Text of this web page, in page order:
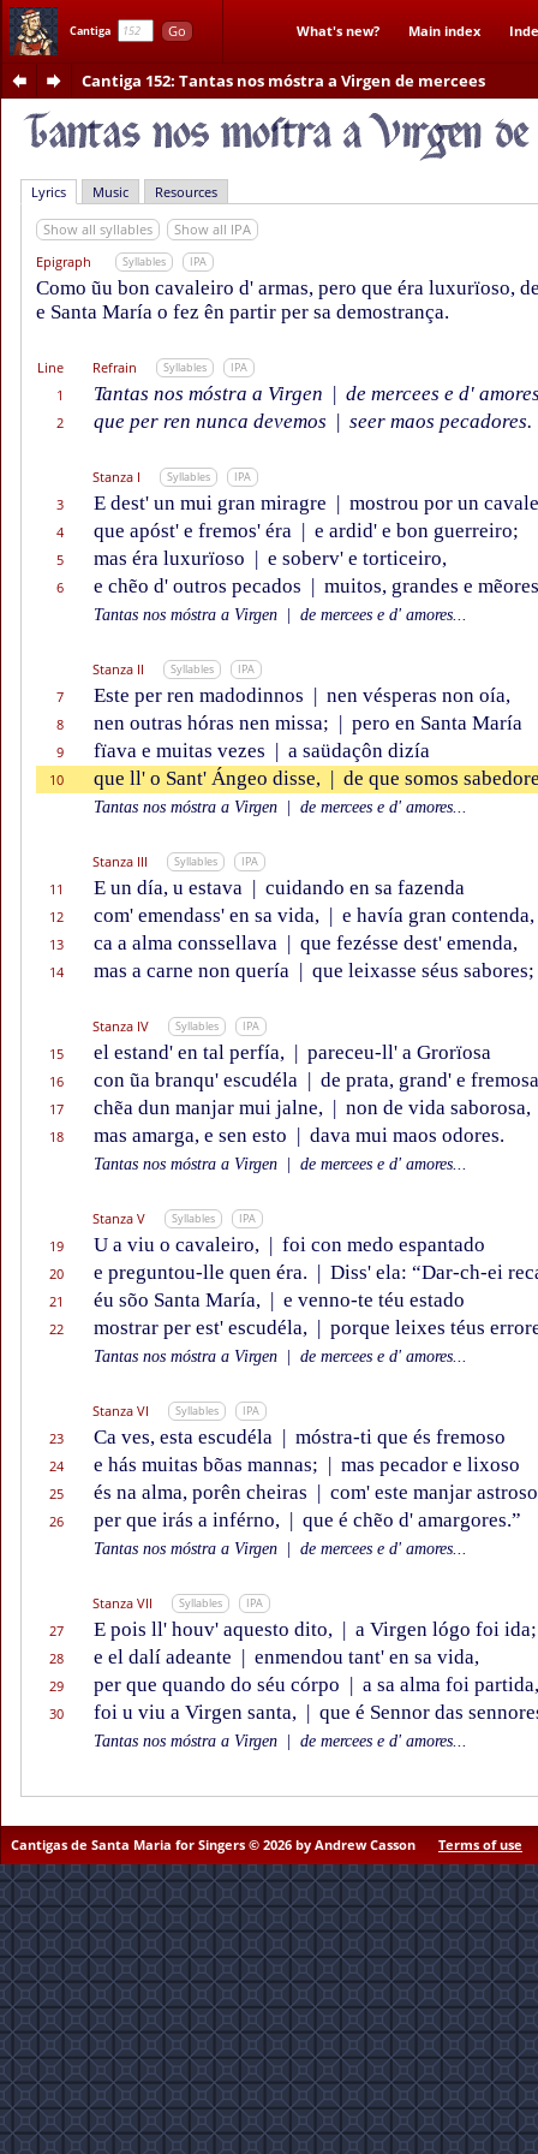
Cantiga Go What's new? Main index
Cantiga 152: Tantas nos móstra a Virgen de mercees
Lyrics Music Resources
Show all syllables
Show all IPA
Epigraph
Syllables IPA
Como ũu bon cavaleiro d' armas, pero que éra luxurïoso,
e Santa María o fez ên partir per sa demostrança.
Line Refrain Syllables IPA
1 Tantas nos móstra a Virgen | de mercees e d'
2 que per ren nunca devemos | seer maos pecadores.
Stanza I Syllables IPA
3 E dest' un mui gran miragre | mostrou por un
4 que apóst' e fremos' éra | e ardid' e bon guerreiro;
5 mas éra luxurïoso | e soberv' e torticeiro,
6 e chẽo d' outros pecados | muitos, grandes e
Tantas nos móstra a Virgen de mercees e d' amores...
Stanza II Syllables IPA
7 Este per ren madodinnos | nen vésperas non oía,
8 nen outras hóras nen missa; | pero en Santa María
9 fïava e muitas vezes | a saüdaçôn dizía
10 que ll' o Sant' Ángeo disse, | de que somos
Tantas nos móstra a Virgen de mercees e d' amores...
Stanza III Syllables IPA
11 E un día, u estava | cuidando en sa fazenda
12 com' emendass' en sa vida, | e havía gran contenda,
13 ca a alma conssellava | que fezésse dest' emenda,
14 mas a carne non quería | que leixasse séus sabores;
Stanza IV Syllables IPA
15 el estand' en tal perfía, | pareceu-ll' a Grorïosa
16 con ũa branqu' escudéla | de prata, grand' e
17 chẽa dun manjar mui jalne, | non de vida saborosa,
18 mas amarga, e sen esto | dava mui maos odores.
Tantas nos móstra a Virgen de mercees e d' amores...
Stanza V Syllables IPA
19 U a viu o cavaleiro, | foi con medo espantado
20 e preguntou-lle quen éra. | Diss' ela: “Dar-ch-ei
21 éu sõo Santa María, | e venno-te téu estado
22 mostrar per est' escudéla, | porque leixes téus
Tantas nos móstra a Virgen de mercees e d' amores...
Stanza VI Syllables IPA
23 Ca ves, esta escudéla | móstra-ti que és fremoso
24 e hás muitas bõas mannas; | mas pecador e lixoso
25 és na alma, porên cheiras | com' este manjar
26 per que irás a inférno, | que é chẽo d' amargores.”
Tantas nos móstra a Virgen de mercees e d' amores...
Stanza VII Syllables IPA
27 E pois ll' houv' aquesto dito, | a Virgen lógo foi ida;
28 e el dalí adeante | enmendou tant' en sa vida,
29 per que quando do séu córpo | a sa alma foi partida,
30 foi u viu a Virgen santa, | que é Sennor das
Tantas nos móstra a Virgen de mercees e d' amores...
Cantigas de Santa Maria for Singers © 2026 by Andrew Casson Terms of use